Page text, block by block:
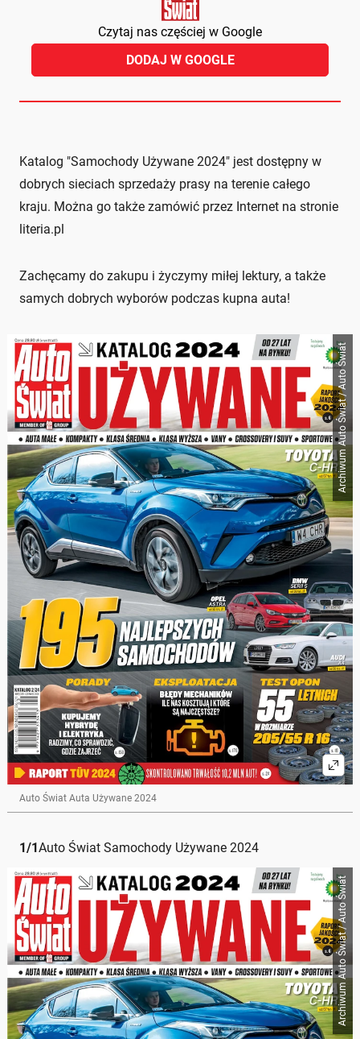
Czytaj nas częściej w Google
DODAJ W GOOGLE
Katalog "Samochody Używane 2024" jest dostępny w
dobrych sieciach sprzedaży prasy na terenie całego
kraju. Można go także zamówić przez Internet na stronie
literia.pl
Zachęcamy do zakupu i życzymy miłej lektury, a także
samych dobrych wyborów podczas kupna auta!
Archiwum Auto Świat / Auto Świat
Auto Świat Auta Używane 2024
1/1Auto Świat Samochody Używane 2024
Archiwum Auto Świat / Auto Świat